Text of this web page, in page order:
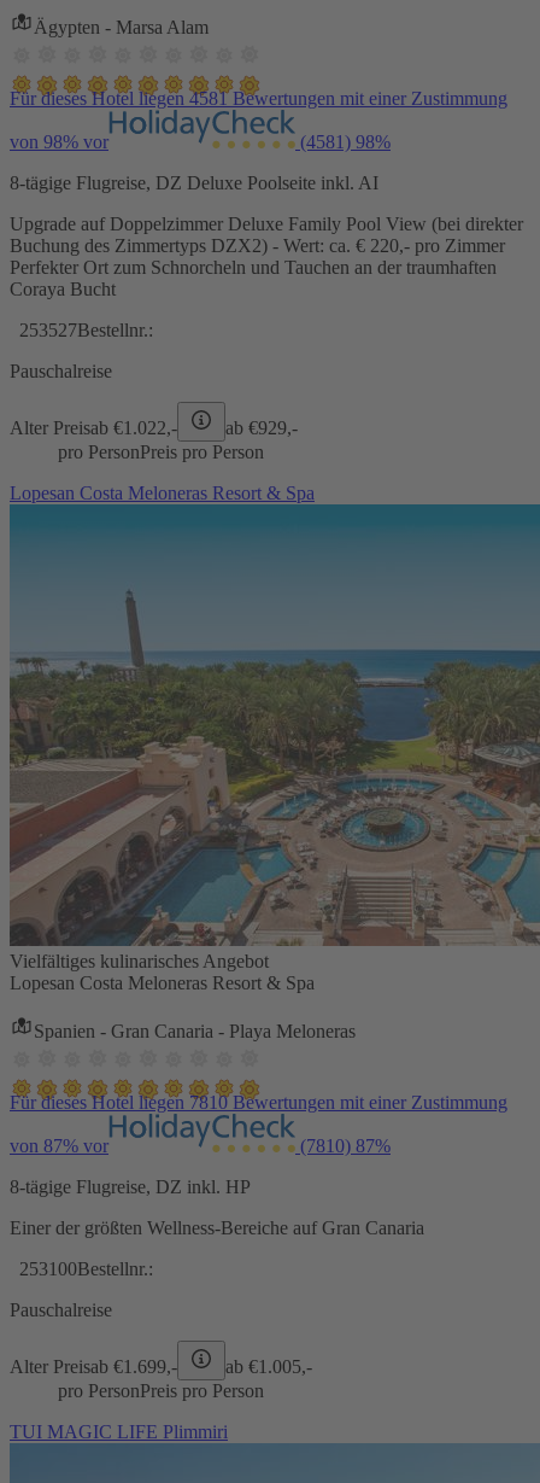
Ägypten - Marsa Alam
Für dieses Hotel liegen 4581 Bewertungen mit einer Zustimmung
von 98% vor (4581) 98%
8-tägige Flugreise, DZ Deluxe Poolseite inkl. AI
Upgrade auf Doppelzimmer Deluxe Family Pool View (bei direkter
Buchung des Zimmertyps DZX2) - Wert: ca. € 220,- pro Zimmer
Perfekter Ort zum Schnorcheln und Tauchen an der traumhaften
Coraya Bucht
253527Bestellnr.:
Pauschalreise
Alter Preisab €1.022,- ab €929,-
pro PersonPreis pro Person
Lopesan Costa Meloneras Resort & Spa
Vielfältiges kulinarisches Angebot
Lopesan Costa Meloneras Resort & Spa
Spanien - Gran Canaria - Playa Meloneras
Für dieses Hotel liegen 7810 Bewertungen mit einer Zustimmung
von 87% vor (7810) 87%
8-tägige Flugreise, DZ inkl. HP
Einer der größten Wellness-Bereiche auf Gran Canaria
253100Bestellnr.:
Pauschalreise
Alter Preisab €1.699,- ab €1.005,-
pro PersonPreis pro Person
TUI MAGIC LIFE Plimmiri